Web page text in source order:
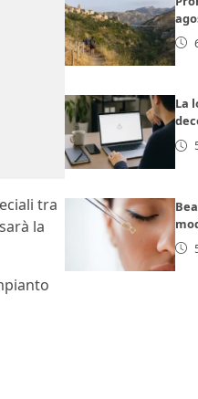
tra
la
La